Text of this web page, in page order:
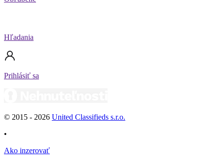
Hľadania
Prihlásiť sa
© 2015 - 2026 United Classifieds s.r.o.
•
Ako inzerovať